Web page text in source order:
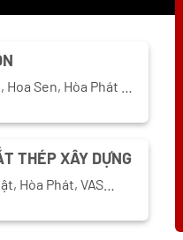
Hoa Sen, Hòa Phát …
THÉP XÂY DỰNG
Hòa Phát, VAS…